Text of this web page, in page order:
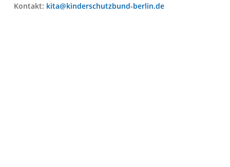
Kontakt: kita@kinderschutzbund-berlin.de